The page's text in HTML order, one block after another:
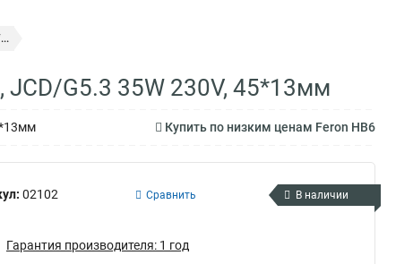
JCD/G5.3 35W 230V, 45*13мм
Купить по низким ценам Feron HB6
02102 Сравнить В наличии
Гарантия производителя: 1 год